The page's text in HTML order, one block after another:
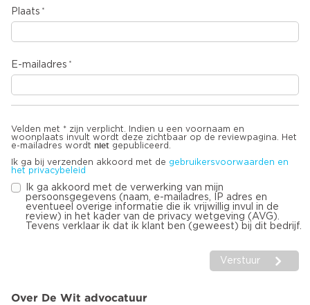
Plaats
E-mailadres
Velden met * zijn verplicht. Indien u een voornaam en
woonplaats invult wordt deze zichtbaar op de reviewpagina. Het
e-mailadres wordt niet gepubliceerd.
Ik ga bij verzenden akkoord met de gebruikersvoorwaarden en
het privacybeleid
Ik ga akkoord met de verwerking van mijn
persoonsgegevens (naam, e-mailadres, IP adres en
eventueel overige informatie die ik vrijwillig invul in de
review) in het kader van de privacy wetgeving (AVG).
Tevens verklaar ik dat ik klant ben (geweest) bij dit bedrijf.
Verstuur
Over De Wit advocatuur